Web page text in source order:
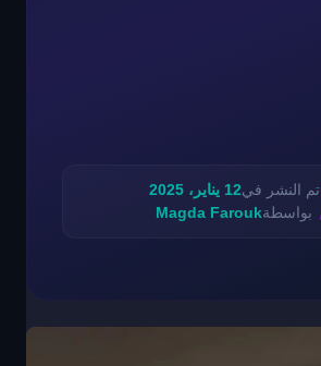
تم النشر في12 يناير، 2025
بواسطةMagda Farouk